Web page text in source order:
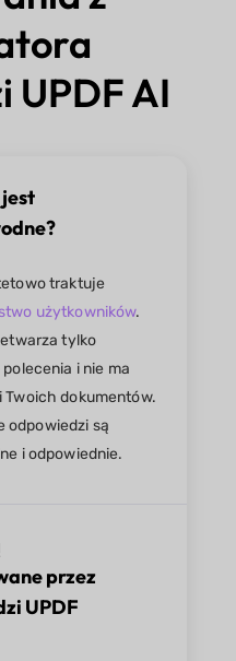
UPDF AI
jest
traktuje
użytkowników.
tylko
i nie ma
dokumentów.
odpowiedzi są
i odpowiednie.
przez
UPDF